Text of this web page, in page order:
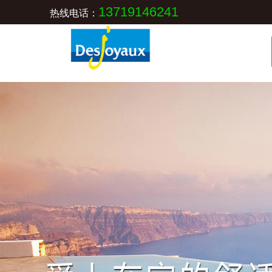
热线电话： 13719146241